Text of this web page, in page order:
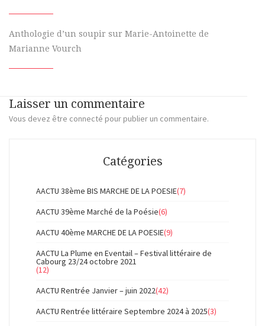
Anthologie d’un soupir sur Marie-Antoinette de
Marianne Vourch
Laisser un commentaire
Vous devez être connecté pour publier un commentaire.
Catégories
AACTU 38ème BIS MARCHE DE LA POESIE(7)
AACTU 39ème Marché de la Poésie(6)
AACTU 40ème MARCHE DE LA POESIE(9)
AACTU La Plume en Eventail – Festival littéraire de
Cabourg 23/24 octobre 2021
(12)
AACTU Rentrée Janvier – juin 2022(42)
AACTU Rentrée littéraire Septembre 2024 à 2025(3)